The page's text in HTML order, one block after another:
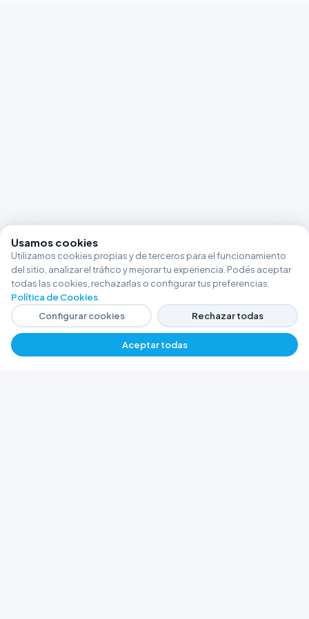
$ 2550,71 + Agregar
Usamos cookies
Utilizamos cookies propias y de terceros para el funcionamiento
del sitio, analizar el tráfico y mejorar tu experiencia. Podés aceptar
todas las cookies, rechazarlas o configurar tus preferencias.
Política de Cookies
Configurar cookies
Rechazar todas
Aceptar todas